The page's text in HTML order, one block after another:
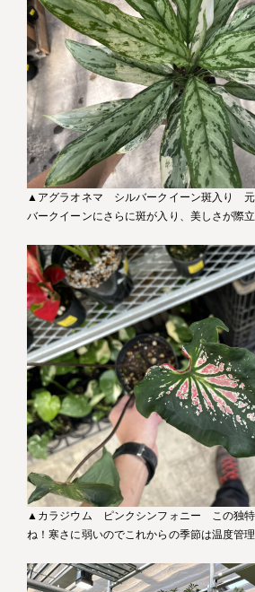
▲アグラオネマ シルバークイーン斑入り 元
バークイーンにさらに斑が入り、美しさが際立
▲カラジウム ピンクシンフォニー この独特
ね！寒さに弱いのでこれからの季節は温度管